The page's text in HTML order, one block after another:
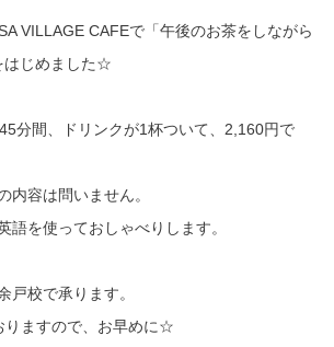
VILLAGE CAFEで「午後のお茶をしながら
はじめました☆
分間、ドリンクが1杯ついて、2, 160円で
内容は問いません。
語を使っておしゃべりします。
戸校で承ります。
りますので、お早めに☆